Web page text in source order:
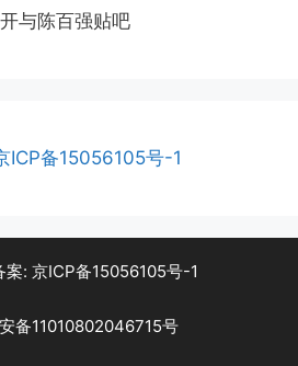
与陈百强贴吧
ICP备15056105号-1
案: 京ICP备15056105号-1
备11010802046715号